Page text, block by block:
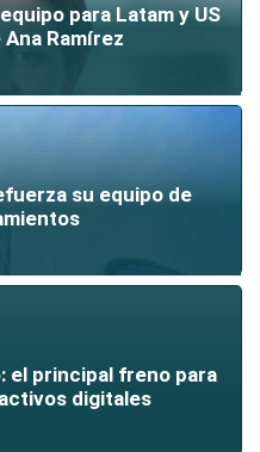
para Latam y US
Ramírez
su equipo de
el principal freno para
digitales